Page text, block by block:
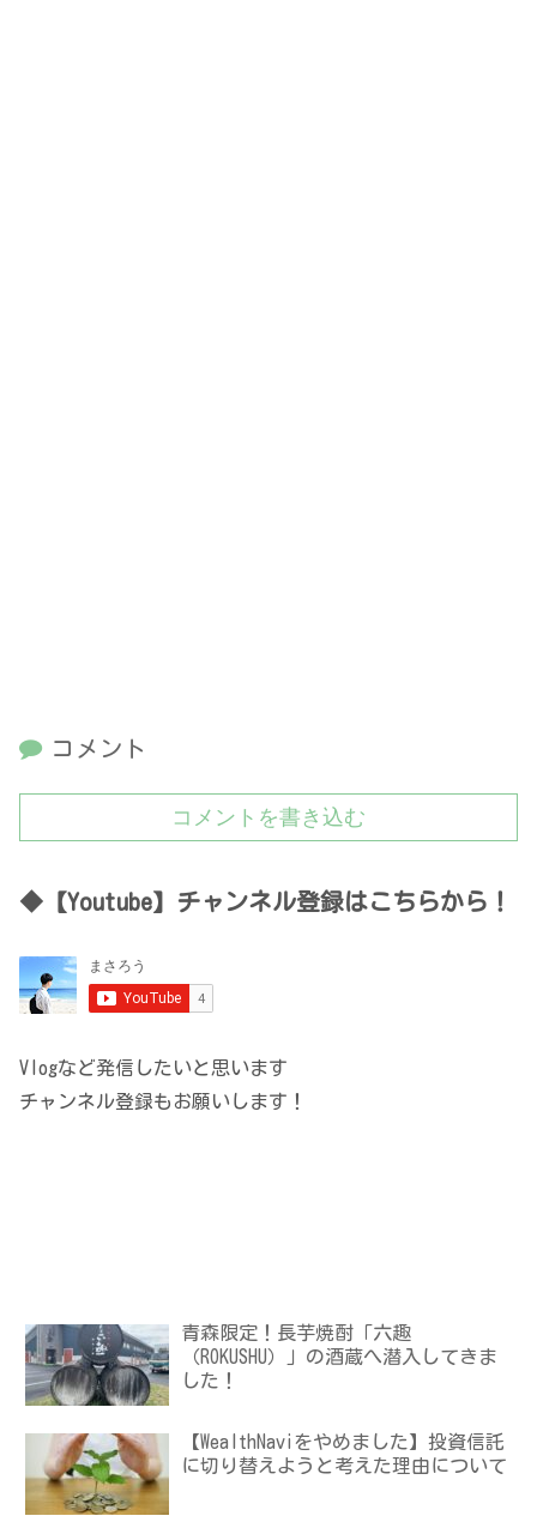
コメント
コメントを書き込む
◆【Youtube】チャンネル登録はこちらから！
Vlogなど発信したいと思います
チャンネル登録もお願いします！
青森限定！長芋焼酎「六趣
（ROKUSHU）」の酒蔵へ潜入してきま
した！
【WealthNaviをやめました】投資信託
に切り替えようと考えた理由について